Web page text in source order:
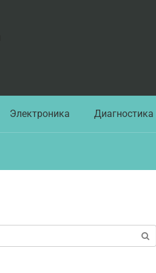
Электроника Диагностика